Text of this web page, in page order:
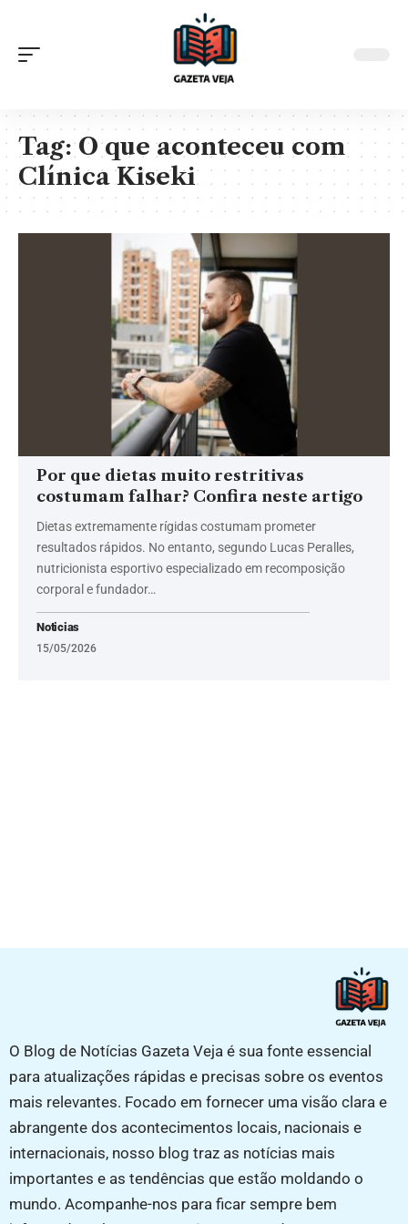
Tag:O que aconteceu com
Clínica Kiseki
Por que dietas muito restritivas
costumam falhar? Confira neste artigo
Dietas extremamente rígidas costumam prometer
resultados rápidos. No entanto, segundo Lucas Peralles,
nutricionista esportivo especializado em recomposição
corporal e fundador…
Noticias
15/05/2026
O Blog de Notícias Gazeta Veja é sua fonte essencial
para atualizações rápidas e precisas sobre os eventos
mais relevantes. Focado em fornecer uma visão clara e
abrangente dos acontecimentos locais, nacionais e
internacionais, nosso blog traz as notícias mais
importantes e as tendências que estão moldando o
mundo. Acompanhe-nos para ficar sempre bem